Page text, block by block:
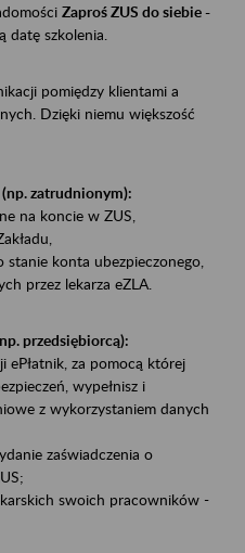
Zaproś ZUS do siebie -
datę szkolenia.
pomiędzy klientami a
Dzięki niemu większość
(np. zatrudnionym):
na koncie w ZUS,
konta ubezpieczonego,
przez lekarza eZLA.
przedsiębiorcą):
za pomocą której
wypełnisz i
z wykorzystaniem danych
zaświadczenia o
swoich pracowników -